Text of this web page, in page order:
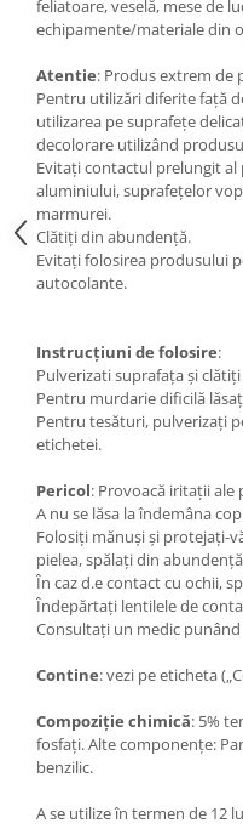
feliatoare, veselă, mese de
echipamente/materiale din
Atentie: Produs extrem de
Pentru utilizări diferite față
utilizarea pe suprafețe
decolorare utilizând
Evitați contactul prelungit
aluminiului, suprafețelor
marmurei.
Clătiți din abundență.
Evitați folosirea produsului
autocolante.
Instrucțiuni de folosire:
Pulverizati suprafața și
Pentru murdarie dificilă
Pentru tesături, pulverizați
etichetei.
Pericol: Provoacă iritații ale
A nu se lăsa la îndemâna
Folosiți mănuși și protejați-
pielea, spălați din
În caz d.e contact cu ochii,
Îndepărtați lentilele de
Consultați un medic
Contine: vezi pe eticheta
Compoziție chimică: 5%
fosfați. Alte componențe:
benzilic.
A se utilize în termen de 12